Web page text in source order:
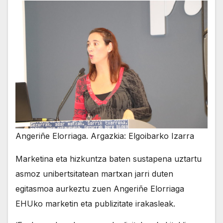
Angeriñe Elorriaga. Argazkia: Elgoibarko Izarra
Marketina eta hizkuntza baten sustapena uztartu
asmoz unibertsitatean martxan jarri duten
egitasmoa aurkeztu zuen Angeriñe Elorriaga
EHUko marketin eta publizitate irakasleak.